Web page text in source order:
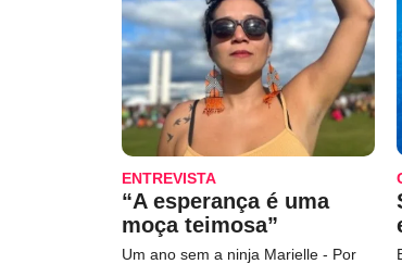
ENTREVISTA
“A esperança é uma
moça teimosa”
Um ano sem a ninja Marielle - Por